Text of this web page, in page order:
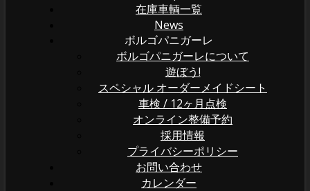
在庫車輌一覧
News
ボルゴパニガーレ
ボルゴパニガーレについて
遊ぼう!
スペシャル オーダーメイドシート
車検 / 12ヶ月点検
オンライン整備予約
採用情報
プライバシーポリシー
お問い合わせ
カレンダー